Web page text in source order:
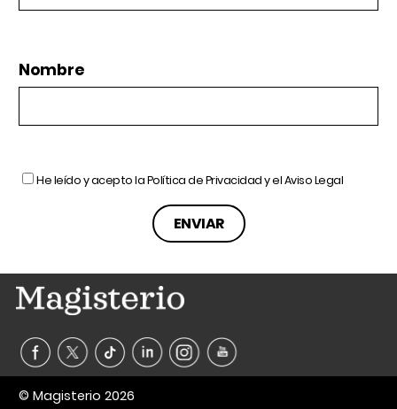
Nombre
He leído y acepto laPolítica de Privacidady elAviso Legal
© Magisterio 2026